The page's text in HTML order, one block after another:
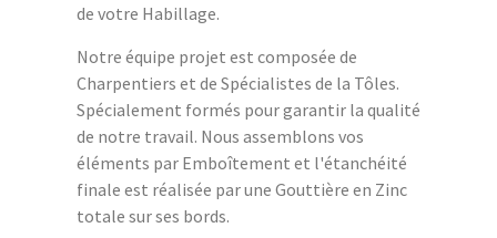
de votre Habillage.
Notre équipe projet est composée de
Charpentiers et de Spécialistes de la Tôles.
Spécialement formés pour garantir la qualité
de notre travail. Nous assemblons vos
éléments par Emboîtement et l'étanchéité
finale est réalisée par une Gouttière en Zinc
totale sur ses bords.